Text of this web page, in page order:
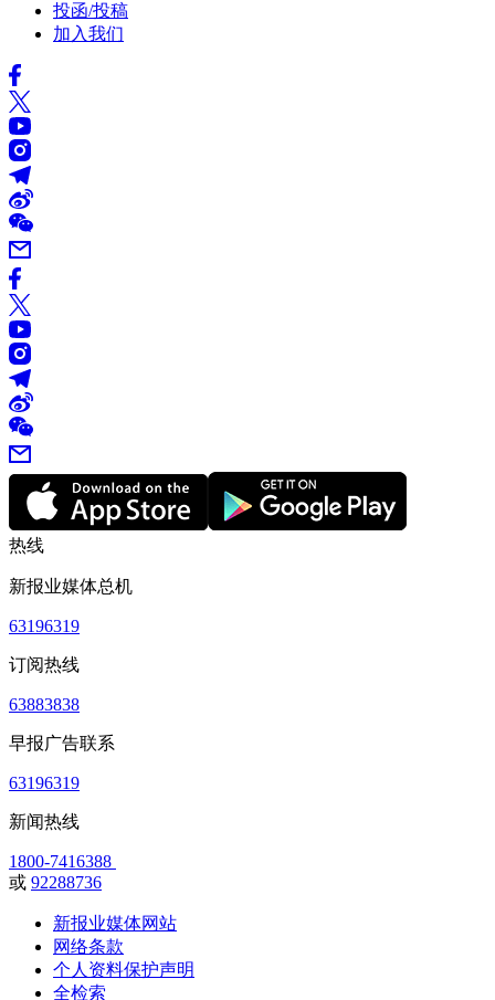
投函/投稿
加入我们
热线
新报业媒体总机
63196319
订阅热线
63883838
早报广告联系
63196319
新闻热线
1800-7416388
或 92288736
新报业媒体网站
网络条款
个人资料保护声明
全检索